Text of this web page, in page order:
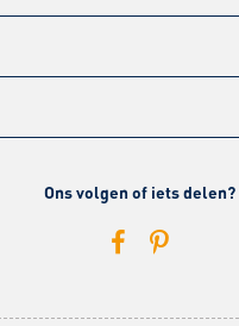
Ons volgen of iets delen?